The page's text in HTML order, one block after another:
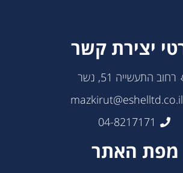
יצירת קשר
רחוב התעשייה 51, נשר
mazkirut@eshelltd.co.il
04-8217171
מפת האתר